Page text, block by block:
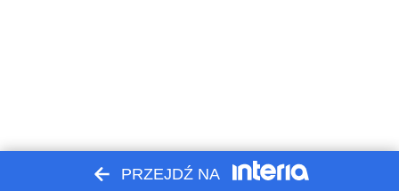
PRZEJDŹ NA